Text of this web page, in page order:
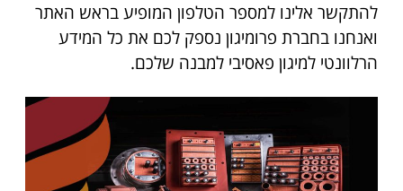
להתקשר אלינו למספר הטלפון המופיע בראש האתר
ואנחנו בחברת פרומיגון נספק לכם את כל המידע
הרלוונטי למיגון פאסיבי למבנה שלכם.